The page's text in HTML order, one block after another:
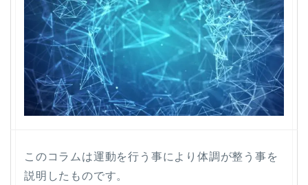
このコラムは運動を行う事により体調が整う事を
説明したものです。